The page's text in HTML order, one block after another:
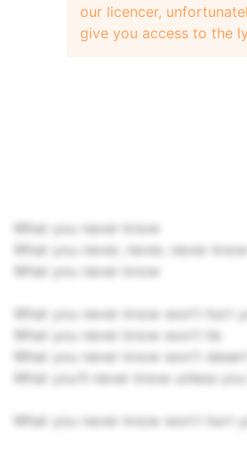
What you never know
What you never, never, never know
What you never know
What you never know won't hurt
What you never know won't lie
What you never know won't
What you'll never know unless you
What you never know won't hurt
our licencer,
give you access to the